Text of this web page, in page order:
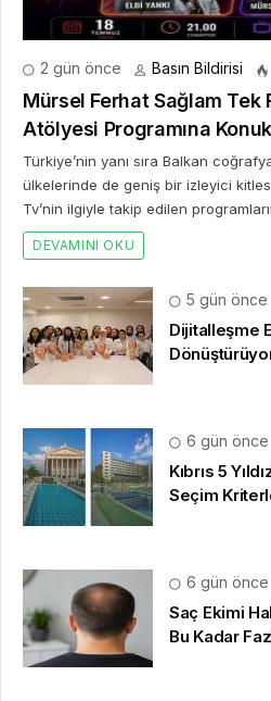
2 gün önce Basın Bildirisi
Mürsel Ferhat Sağlam Tek
Atölyesi Programına
Türkiye’nin yanı sıra Balkan
ülkelerinde de geniş bir izleyici
Tv’nin ilgiyle takip edilen
DEVAMINI OKU
5 gün önce
Dijitalleşme
6 gün önce
Kıbrıs 5
Seçim
6 gün önce
Saç Ekimi
Bu Kadar